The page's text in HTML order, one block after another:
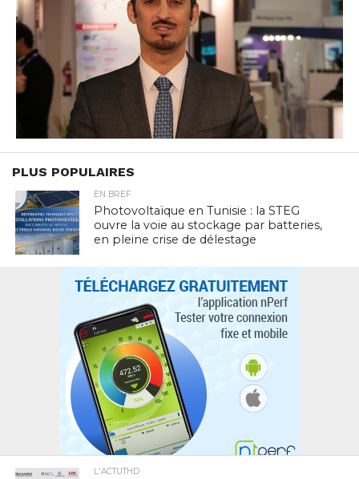
PLUS POPULAIRES
EN BREF
Photovoltaïque en Tunisie : la STEG
ouvre la voie au stockage par batteries,
en pleine crise de délestage
L'ACTUTHD